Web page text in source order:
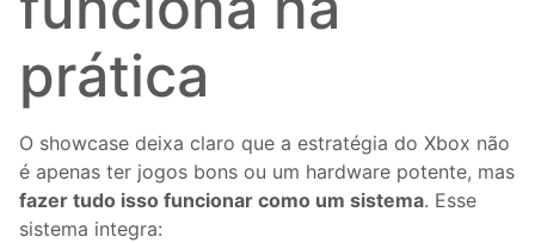
prática
O showcase deixa claro que a estratégia do Xbox não
é apenas ter jogos bons ou um hardware potente, mas
fazer tudo isso funcionar como um sistema. Esse
sistema integra: